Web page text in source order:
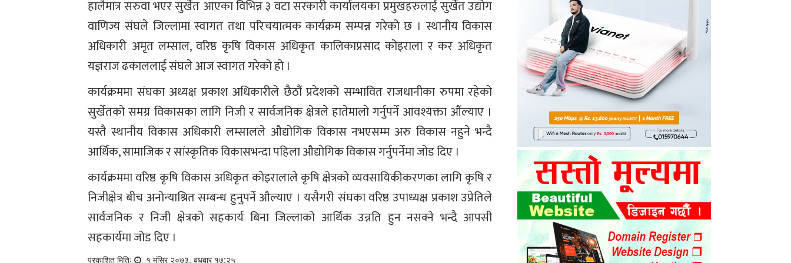
हालैमात्र सरुवा भएर सुर्खेत आएका विभिन्न ३ वटा सरकारी कार्यालयका प्रमुखहरुलाई सुर्खेत उद्योग
वाणिज्य संघले जिल्लामा स्वागत तथा परिचयात्मक कार्यक्रम सम्पन्न गरेको छ । स्थानीय विकास
अधिकारी अमृत लम्साल, वरिष्ठ कृषि विकास अधिकृत कालिकाप्रसाद कोइराला र कर अधिकृत
यज्ञराज ढकाललाई संघले आज स्वागत गरेको हो ।
कार्यक्रममा संघका अध्यक्ष प्रकाश अधिकारीले छैठौं प्रदेशको सम्भावित राजधानीका रुपमा रहेको
सुर्खेतको समग्र विकासका लागि निजी र सार्वजनिक क्षेत्रले हातेमालो गर्नुपर्ने आवश्यक्ता औंल्याए ।
यस्तै स्थानीय विकास अधिकारी लम्सालले औद्योगिक विकास नभएसम्म अरु विकास नहुने भन्दै
आर्थिक, सामाजिक र सांस्कृतिक विकासभन्दा पहिला औद्योगिक विकास गर्नुपर्नेमा जोड दिए ।
कार्यक्रममा वरिष्ठ कृषि विकास अधिकृत कोइरालाले कृषि क्षेत्रको व्यवसायिकीकरणका लागि कृषि र
निजीक्षेत्र बीच अनोन्याश्रित सम्बन्ध हुनुपर्ने औल्याए । यसैगरी संघका वरिष्ठ उपाध्यक्ष प्रकाश उप्रेतिले
सार्वजनिक र निजी क्षेत्रको सहकार्य बिना जिल्लाको आर्थिक उन्नति हुन नसक्ने भन्दै आपसी
सहकार्यमा जोड दिए ।
प्रकाशित मितिः १ मंसिर २०७३, बुधबार १७:२५